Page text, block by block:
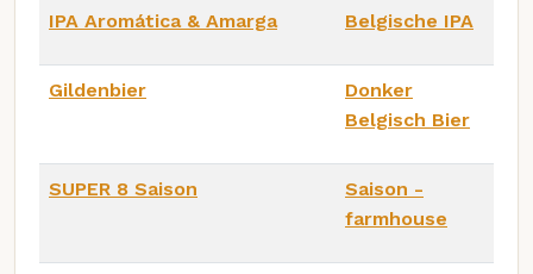
IPA Aromática & Amarga Belgische IPA
Gildenbier
Donker
Belgisch Bier
SUPER 8 Saison
Saison -
farmhouse